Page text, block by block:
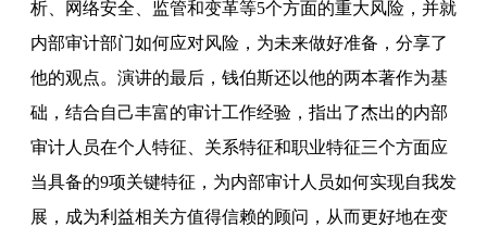
析、网络安全、监管和变革等5个方面的重大风险，并就
内部审计部门如何应对风险，为未来做好准备，分享了
他的观点。演讲的最后，钱伯斯还以他的两本著作为基
础，结合自己丰富的审计工作经验，指出了杰出的内部
审计人员在个人特征、关系特征和职业特征三个方面应
当具备的9项关键特征，为内部审计人员如何实现自我发
展，成为利益相关方值得信赖的顾问，从而更好地在变